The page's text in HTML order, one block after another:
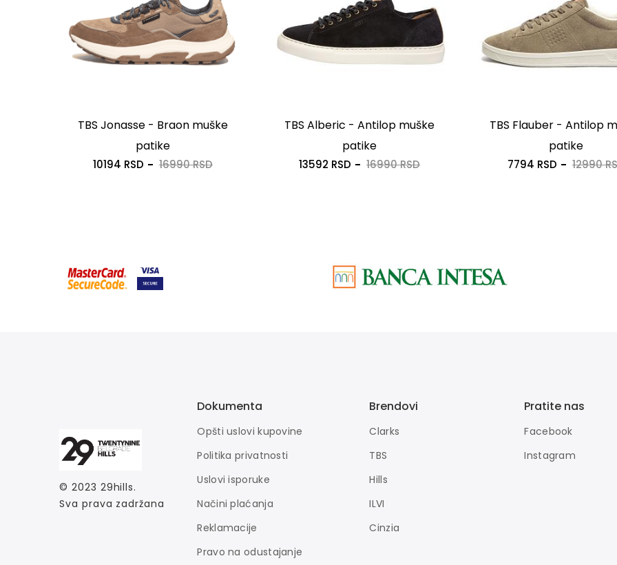
TBS Jonasse - Braon muške
patike
10194 RSD 16990 RSD
TBS Alberic - Antilop muške
patike
13592 RSD 16990 RSD
TBS Flauber - Antilop
patike
7794 RSD 12990
© 2023 29hills.
Sva prava zadržana
Dokumenta
Opšti uslovi kupovine
Politika privatnosti
Uslovi isporuke
Načini plaćanja
Reklamacije
Pravo na odustajanje
Brendovi
Clarks
TBS
Hills
ILVI
Cinzia
Pratite nas
Facebook
Instagram